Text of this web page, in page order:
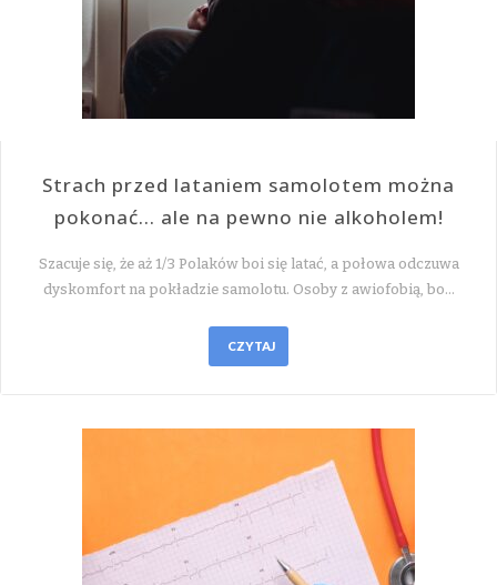
Strach przed lataniem samolotem można
pokonać… ale na pewno nie alkoholem!
Szacuje się, że aż 1/3 Polaków boi się latać, a połowa odczuwa
dyskomfort na pokładzie samolotu. Osoby z awiofobią, bo…
CZYTAJ